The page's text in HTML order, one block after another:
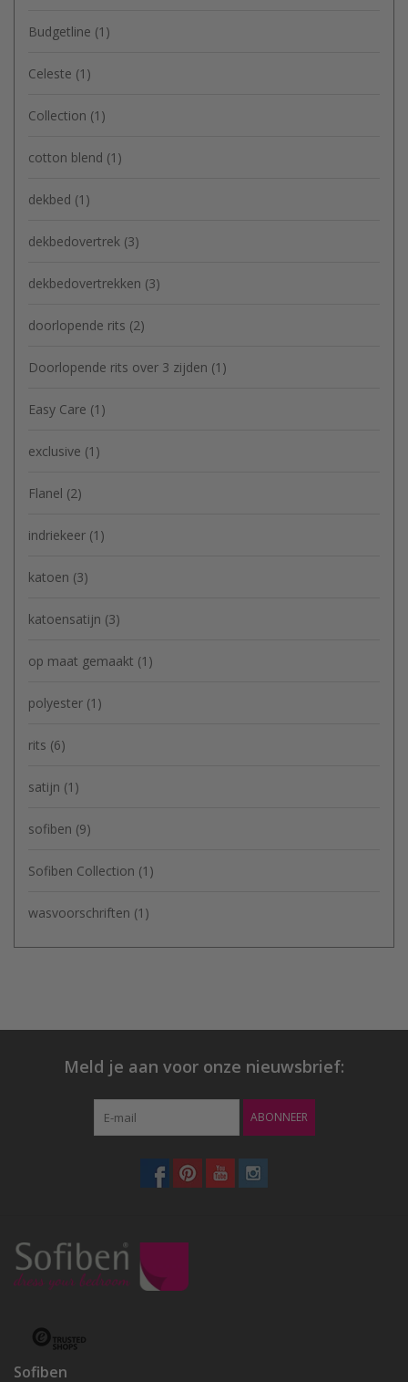
Budgetline (1)
Celeste (1)
Collection (1)
cotton blend (1)
dekbed (1)
dekbedovertrek (3)
dekbedovertrekken (3)
doorlopende rits (2)
Doorlopende rits over 3 zijden (1)
Easy Care (1)
exclusive (1)
Flanel (2)
indriekeer (1)
katoen (3)
katoensatijn (3)
op maat gemaakt (1)
polyester (1)
rits (6)
satijn (1)
sofiben (9)
Sofiben Collection (1)
wasvoorschriften (1)
Meld je aan voor onze nieuwsbrief:
ABONNEER
Sofiben